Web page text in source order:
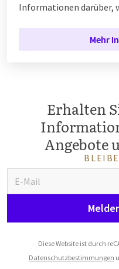
Informationen darüber,
Mehr
Erhalten
Angebote
Diese Website ist durch
Datenschutzbestimmungen